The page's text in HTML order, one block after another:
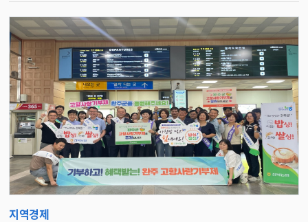
보통교부세 통계지표 관리 방법 등 보통교부세 통계관리 업무에서 실질적으로
필요한 사항이 중점적으로 다뤄졌다 . 유희태 완주군수는 “ 보통교부세는 올
해 완주군 일반회계 예산규모 중 약 36% 의 비중을 차지하는 군의 주요재원 ”
이라며 “ 이번 교육을 통해 직원들이 보통교부세의 취지와 목적 , 기초통계지
표 관리의 중요성을 인식하고 관리방법 등을 숙지하는 자리가 되길 바란다 ”
고 말했다 . 이어 “ 직원 역량 강화뿐만 아니라 정치권 , 중앙부처 등과 긴밀한
협력관계를 구축해 보통교부세를 최대한 확보하겠다 ” 며 “ 지역 현안사업이
차질 없이 추진될 수 있도록 노력하겠다 ” 고 말했다 . 한편 , 보통교부세는 행
정안전부에서 자치단체별 재정력에 따라 행정 운영에 필요한 재원을 교부해
지방행정의 건전한 발전을 도모하기 위해 사용되는 재원으로 , 4 월 기준재정
수요산정을 시작으로 주요 통계조사 및 수입자료 조사 등을 거쳐 12 월 행정안
전부에서 산정한다 . <담당부서 기획예산실 290-2123>
지역경제